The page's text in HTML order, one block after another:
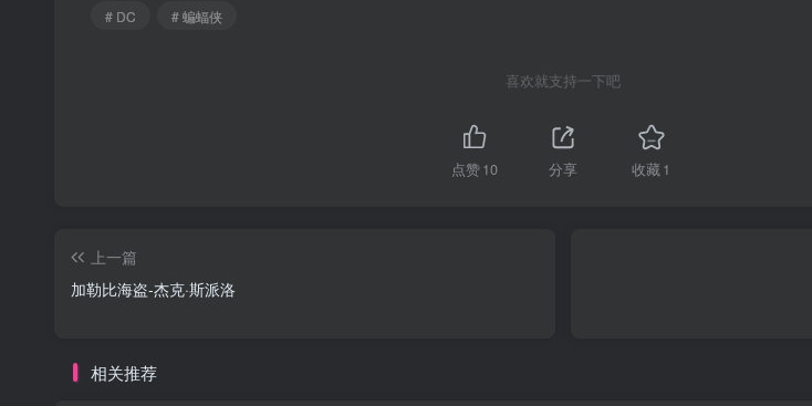
# DC
# 蝙蝠侠
喜欢就支持一下吧
点赞10 分享 收藏1
上一篇
加勒比海盗-杰克·斯派洛
相关推荐